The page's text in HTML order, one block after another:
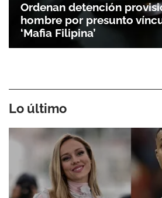
Ordenan detención
hombre por presunto
‘Mafia Filipina’
Lo último